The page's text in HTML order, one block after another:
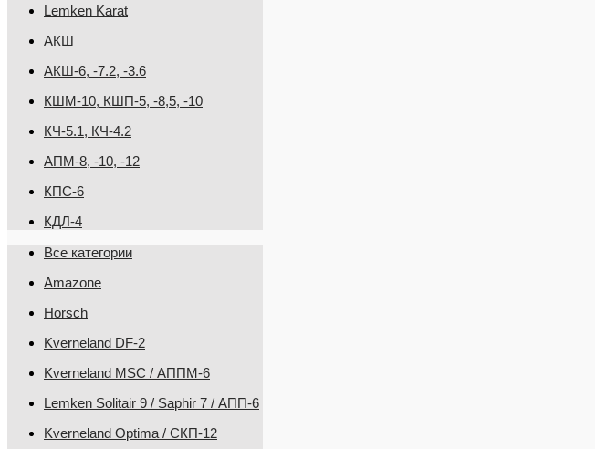
Lemken Karat
АКШ
АКШ-6, -7.2, -3.6
КШМ-10, КШП-5, -8,5, -10
КЧ-5.1, КЧ-4.2
АПМ-8, -10, -12
КПС-6
КДЛ-4
Все категории
Amazone
Horsch
Kverneland DF-2
Kverneland MSC / АППМ-6
Lemken Solitair 9 / Saphir 7 / АПП-6
Kverneland Optima / СКП-12